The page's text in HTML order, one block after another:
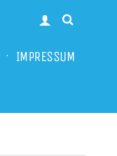
IMPRESSUM